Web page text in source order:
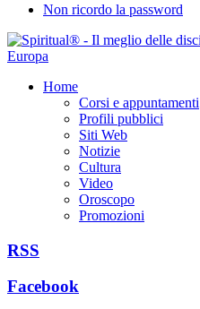
Non ricordo la password
Home
Corsi e appuntamenti
Profili pubblici
Siti Web
Notizie
Cultura
Video
Oroscopo
Promozioni
RSS
Facebook